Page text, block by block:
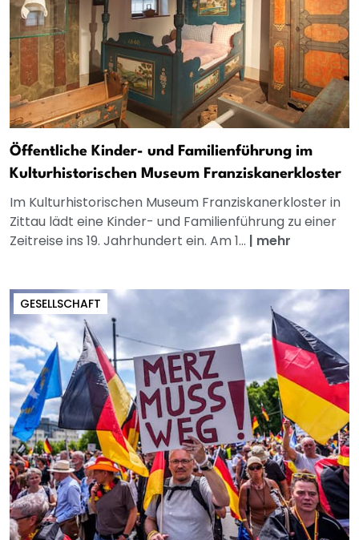
Öffentliche Kinder- und Familienführung im
Kulturhistorischen Museum Franziskanerkloster
Im Kulturhistorischen Museum Franziskanerkloster in
Zittau lädt eine Kinder- und Familienführung zu einer
Zeitreise ins 19. Jahrhundert ein. Am 1... | mehr
GESELLSCHAFT